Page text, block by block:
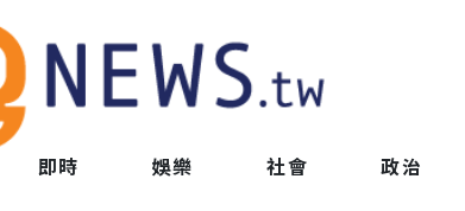
即時 娛樂 社會 政治